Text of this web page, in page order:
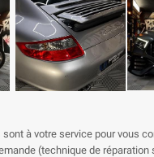
à votre service pour vous
(technique de réparation